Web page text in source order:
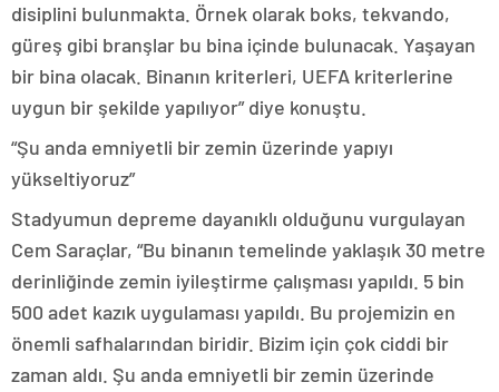
disiplini bulunmakta. Örnek olarak boks, tekvando,
güreş gibi branşlar bu bina içinde bulunacak. Yaşayan
bir bina olacak. Binanın kriterleri, UEFA kriterlerine
uygun bir şekilde yapılıyor” diye konuştu.
“Şu anda emniyetli bir zemin üzerinde yapıyı
yükseltiyoruz”
Stadyumun depreme dayanıklı olduğunu vurgulayan
Cem Saraçlar, “Bu binanın temelinde yaklaşık 30 metre
derinliğinde zemin iyileştirme çalışması yapıldı. 5 bin
500 adet kazık uygulaması yapıldı. Bu projemizin en
önemli safhalarından biridir. Bizim için çok ciddi bir
zaman aldı. Şu anda emniyetli bir zemin üzerinde